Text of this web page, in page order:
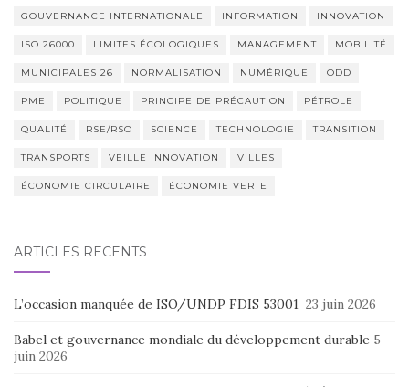
GOUVERNANCE INTERNATIONALE INFORMATION INNOVATION
ISO 26000 LIMITES ÉCOLOGIQUES MANAGEMENT MOBILITÉ
MUNICIPALES 26 NORMALISATION NUMÉRIQUE ODD
PME POLITIQUE PRINCIPE DE PRÉCAUTION PÉTROLE
QUALITÉ RSE/RSO SCIENCE TECHNOLOGIE TRANSITION
TRANSPORTS VEILLE INNOVATION VILLES
ÉCONOMIE CIRCULAIRE ÉCONOMIE VERTE
ARTICLES RÉCENTS
L’occasion manquée de ISO/UNDP FDIS 53001 23 juin 2026
Babel et gouvernance mondiale du développement durable 5
juin 2026